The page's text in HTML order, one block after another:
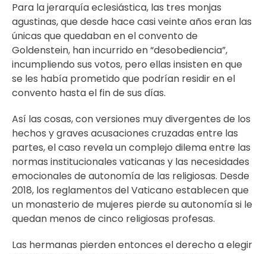
Para la jerarquía eclesiástica, las tres monjas
agustinas, que desde hace casi veinte años eran las
únicas que quedaban en el convento de
Goldenstein, han incurrido en “desobediencia”,
incumpliendo sus votos, pero ellas insisten en que
se les había prometido que podrían residir en el
convento hasta el fin de sus días.
Así las cosas, con versiones muy divergentes de los
hechos y graves acusaciones cruzadas entre las
partes, el caso revela un complejo dilema entre las
normas institucionales vaticanas y las necesidades
emocionales de autonomía de las religiosas. Desde
2018, los reglamentos del Vaticano establecen que
un monasterio de mujeres pierde su autonomía si le
quedan menos de cinco religiosas profesas.
Las hermanas pierden entonces el derecho a elegir